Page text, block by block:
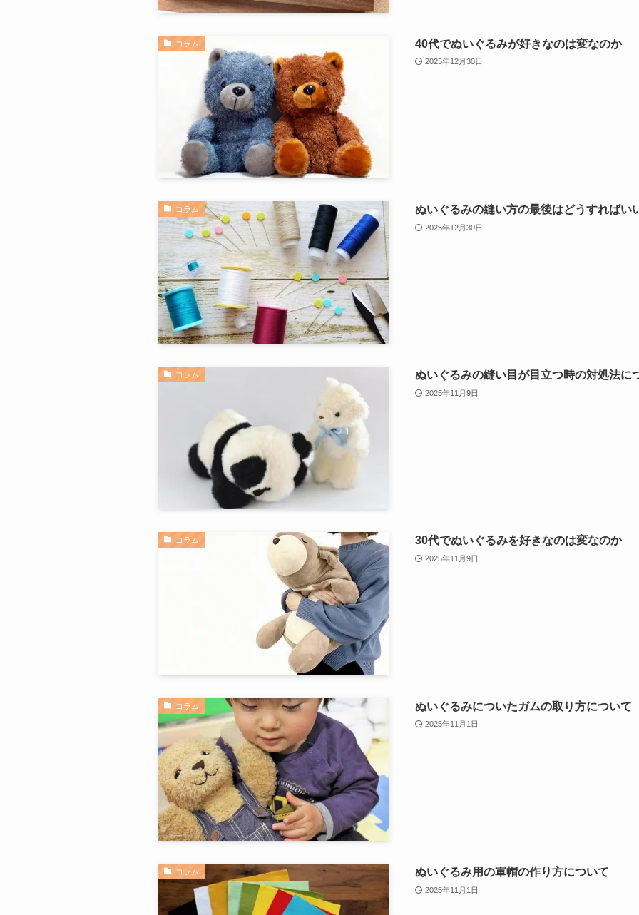
コラム 40代でぬいぐるみが好きなのは変なのか
2025年12月30日
コラム ぬいぐるみの縫い方の最後はどうすればい
2025年12月30日
コラム ぬいぐるみの縫い目が目立つ時の対処法に
2025年11月9日
コラム 30代でぬいぐるみを好きなのは変なのか
2025年11月9日
コラム ぬいぐるみについたガムの取り方について
2025年11月1日
コラム ぬいぐるみ用の軍帽の作り方について
2025年11月1日